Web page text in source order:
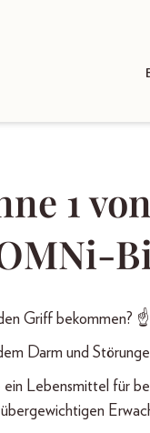
1
Griff bekommen? ☝️
Darm und
ein Lebensmittel für